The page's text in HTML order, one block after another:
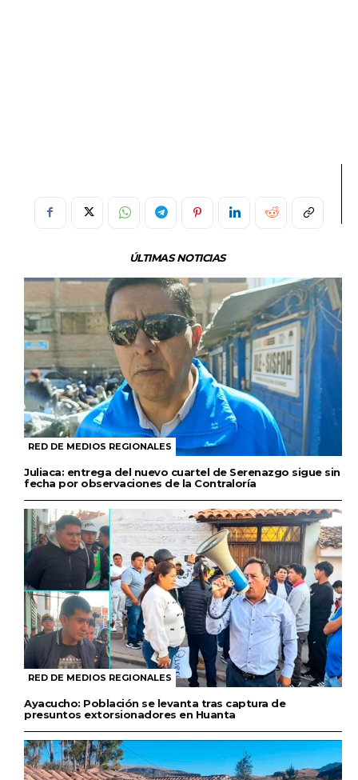
ÚLTIMAS NOTICIAS
RED DE MEDIOS REGIONALES
Juliaca: entrega del nuevo cuartel de Serenazgo sigue sin
fecha por observaciones de la Contraloría
RED DE MEDIOS REGIONALES
Ayacucho: Población se levanta tras captura de
presuntos extorsionadores en Huanta